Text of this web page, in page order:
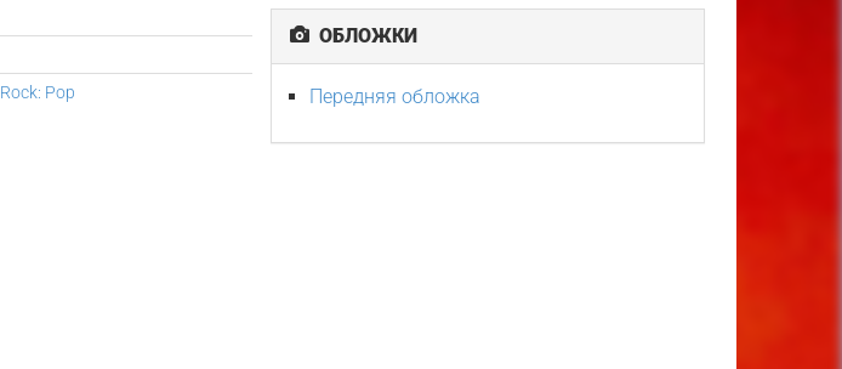
Rock: Pop
ОБЛОЖКИ
Передняя обложка